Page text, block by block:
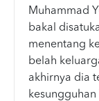
Muhammad
bakal
menentang
belah
akhirnya dia